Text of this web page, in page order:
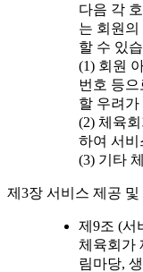
다음 각
는 회원
할 수 있
(1) 회원
번호 등
할 우려가
(2) 체육
하여 서비
(3) 기타
제3장 서비스 제공 및
제9조 (서
체육회가
림마당,